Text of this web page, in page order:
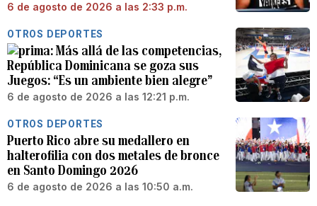
6 de agosto de 2026 a las 2:33 p.m.
OTROS DEPORTES
Más allá de las competencias,
República Dominicana se goza sus
Juegos: “Es un ambiente bien alegre”
6 de agosto de 2026 a las 12:21 p.m.
OTROS DEPORTES
Puerto Rico abre su medallero en
halterofilia con dos metales de bronce
en Santo Domingo 2026
6 de agosto de 2026 a las 10:50 a.m.